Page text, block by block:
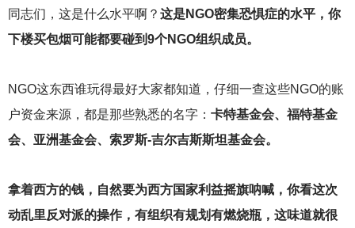
同志们，这是什么水平啊？ 这是NGO密集恐惧症的水平，你
下楼买包烟可能都要碰到9个NGO组织成员。
NGO这东西谁玩得最好大家都知道，仔细一查这些NGO的账
户资金来源，都是那些熟悉的名字： 卡特基金会、福特基金
会、亚洲基金会、索罗斯-吉尔吉斯斯坦基金会。
拿着西方的钱，自然要为西方国家利益摇旗呐喊，你看这次
动乱里反对派的操作，有组织有规划有燃烧瓶，这味道就很